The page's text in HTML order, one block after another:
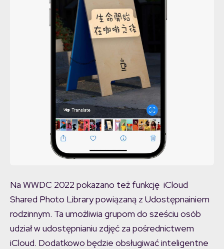
Na WWDC 2022 pokazano też funkcję iCloud
Shared Photo Library powiązaną z Udostępnainiem
rodzinnym. Ta umożliwia grupom do sześciu osób
udział w udostępnianiu zdjęć za pośrednictwem
iCloud. Dodatkowo będzie obsługiwać inteligentne